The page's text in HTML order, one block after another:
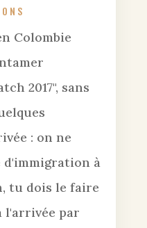
Colombie
2017", sans
: on ne
d'immigration à
tu dois le faire
l'arrivée par